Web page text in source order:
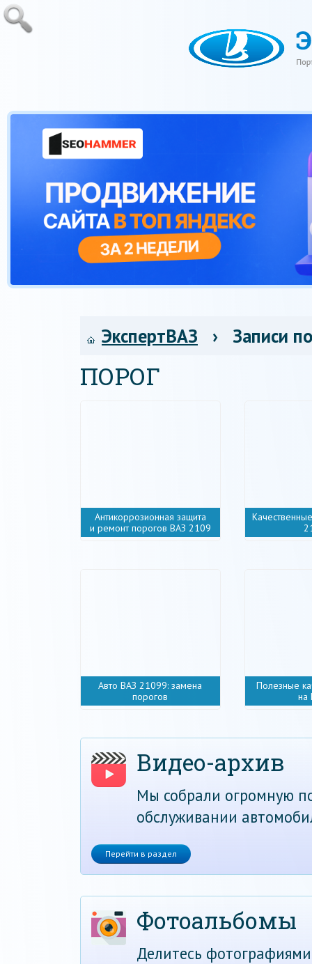
ЭкспертВАЗ › Записи
ПОРОГ
Антикоррозионная защита
и ремонт порогов ВАЗ 2109
Авто ВАЗ 21099: замена
порогов
Полезные
на
Видео-архив
Мы собрали огромную
обслуживании
Перейти в раздел
Фотоальбомы
Делитесь